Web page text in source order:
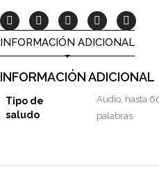
INFORMACIÓN ADICIONAL
INFORMACIÓN ADICIONAL
Tipo de
saludo
Audio, hasta
palabras